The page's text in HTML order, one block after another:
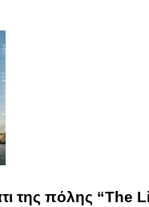
της πόλης “The